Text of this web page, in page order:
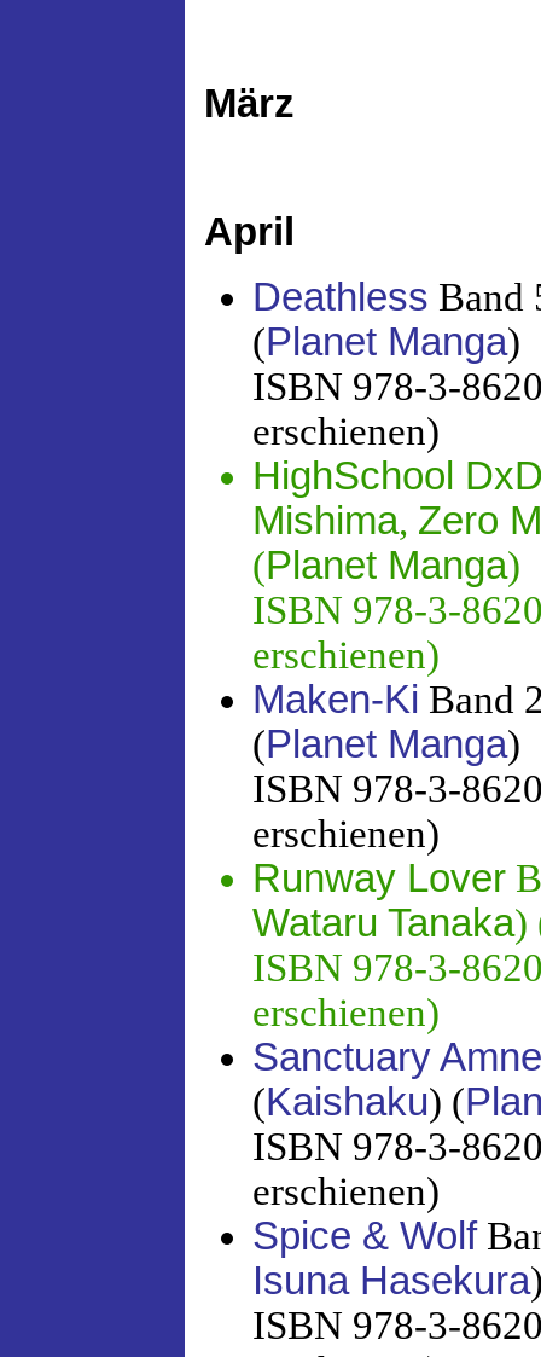
März
April
Deathless Band
(Planet Manga)
ISBN 978-3-
erschienen)
HighSchool
Mishima, Zero
(Planet Manga)
ISBN 978-3-
erschienen)
Maken-Ki Band
(Planet Manga)
ISBN 978-3-
erschienen)
Runway Lover
Wataru Tanaka)
ISBN 978-3-
erschienen)
Sanctuary
(Kaishaku) (
ISBN 978-3-
erschienen)
Spice & Wolf
Isuna Hasekura
ISBN 978-3-